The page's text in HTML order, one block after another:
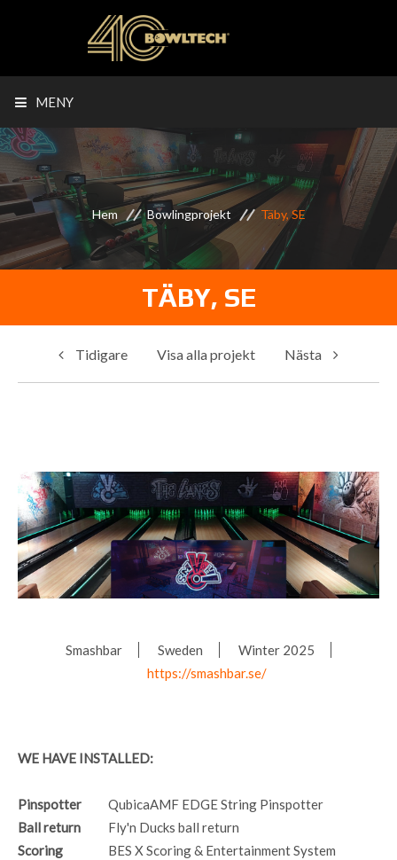
MENY
Hem Bowlingprojekt Täby, SE
TÄBY, SE
Tidigare Visa alla projekt Nästa
Smashbar Sweden
Winter 2025
https://smashbar.se/
WE HAVE INSTALLED:
Pinspotter QubicaAMF EDGE String Pinspotter
Ball return
Fly'n Ducks ball return
Scoring
BES X Scoring & Entertainment System